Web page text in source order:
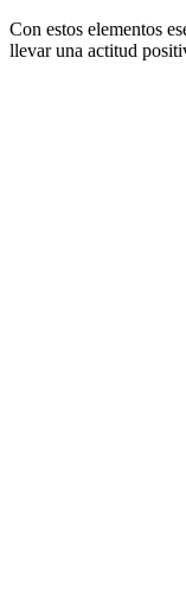
Con estos elementos
llevar una actitud